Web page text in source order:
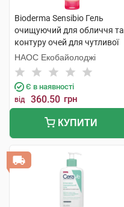
Bioderma Sensibio Гель
очищуючий для обличчя та
контуру очей для чутливої
шкіри 100 мл 1 туба
НАОС Екобайолоджі
Є в наявності
від 360.50 грн
КУПИТИ